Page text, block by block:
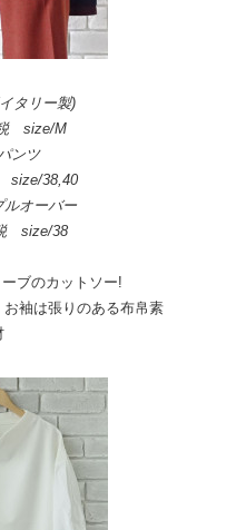
タリー製)
size/M
ンツ
size/38,40
ルオーバー
size/38
ブのカットソー!
袖は張りのある布帛素